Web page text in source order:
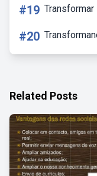
#19
#20
Related Posts